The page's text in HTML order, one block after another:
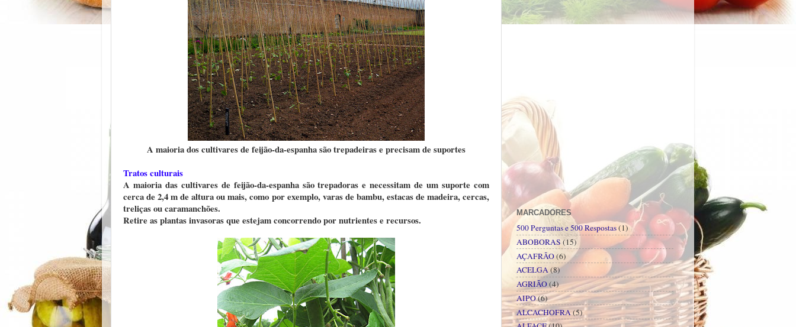
A maioria dos cultivares de feijão-da-espanha são trepadeiras e precisam de suportes
Tratos culturais
A maioria das cultivares de feijão-da-espanha são trepadoras e necessitam de um suporte com
cerca de 2,4 m de altura ou mais, como por exemplo, varas de bambu, estacas de madeira, cercas,
treliças ou caramanchões.
Retire as plantas invasoras que estejam concorrendo por nutrientes e recursos.
MARCADORES
500 Perguntas e 500 Respostas(1)
ABOBORAS (15)
AÇAFRÃO(6)
ACELGA(8)
AGRIÃO(4)
AIPO(6)
ALCACHOFRA(5)